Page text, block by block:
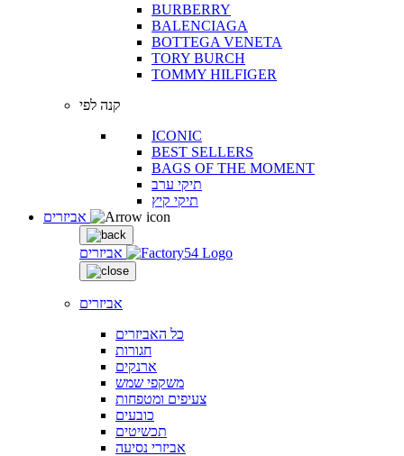
BURBERRY
BALENCIAGA
BOTTEGA VENETA
TORY BURCH
TOMMY HILFIGER
קנה לפי
ICONIC
BEST SELLERS
BAGS OF THE MOMENT
תיקי ערב
תיקי קיץ
אביזרים
אביזרים
כל האביזרים
חגורות
ארנקים
משקפי שמש
צעיפים ומטפחות
כובעים
תכשיטים
אביזרי נסיעה